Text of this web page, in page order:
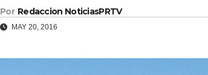
Por Redaccion NoticiasPRTV
MAY 20, 2016